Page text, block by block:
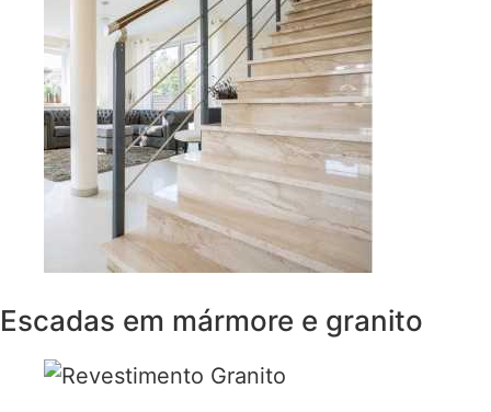
Escadas em mármore e granito